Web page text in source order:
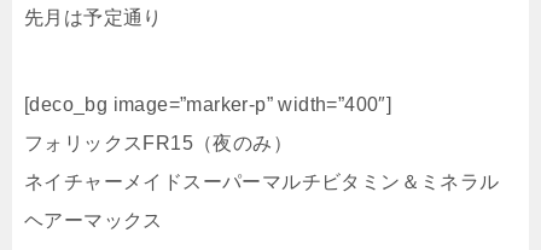
先月は予定通り
[deco_bg image=”marker-p” width=”400″]
フォリックスFR15（夜のみ）
ネイチャーメイドスーパーマルチビタミン＆ミネラル
ヘアーマックス